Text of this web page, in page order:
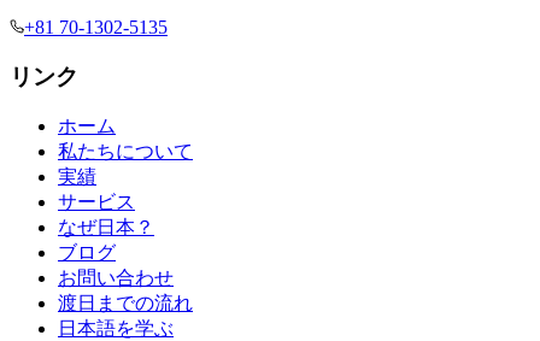
+81 70-1302-5135
リンク
ホーム
私たちについて
実績
サービス
なぜ日本？
ブログ
お問い合わせ
渡日までの流れ
日本語を学ぶ